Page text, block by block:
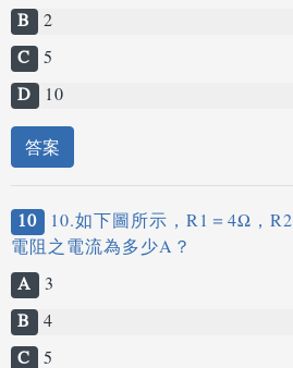
B 2
C 5
D
10
答案
10 10.如下圖所示，R1＝4Ω，
電阻之電流為多少A？
A 3
B 4
C 5